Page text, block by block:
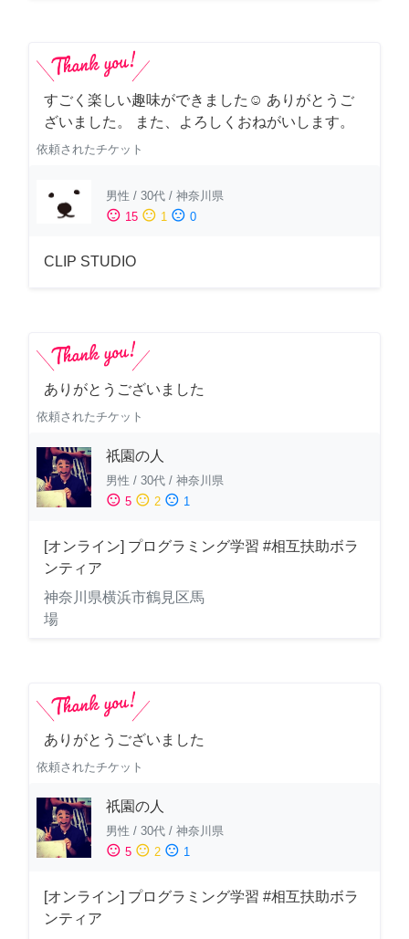
すごく楽しい趣味ができました☺︎ ありがとうご
ざいました。 また、よろしくおねがいします。
依頼されたチケット
男性 / 30代 / 神奈川県
sentiment_satisfied 15 sentiment_neutral 1 sentiment_dissatisfied 0
CLIP STUDIO
ありがとうございました
依頼されたチケット
祇園の人
男性 / 30代 / 神奈川県
sentiment_satisfied 5 sentiment_neutral 2 sentiment_dissatisfied 1
[オンライン] プログラミング学習 #相互扶助ボラ
ンティア
神奈川県横浜市鶴見区馬
場
ありがとうございました
依頼されたチケット
祇園の人
男性 / 30代 / 神奈川県
sentiment_satisfied 5 sentiment_neutral 2 sentiment_dissatisfied 1
[オンライン] プログラミング学習 #相互扶助ボラ
ンティア